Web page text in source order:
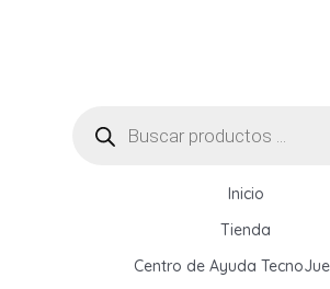
productos
Inicio
Tienda
Centro de Ayuda